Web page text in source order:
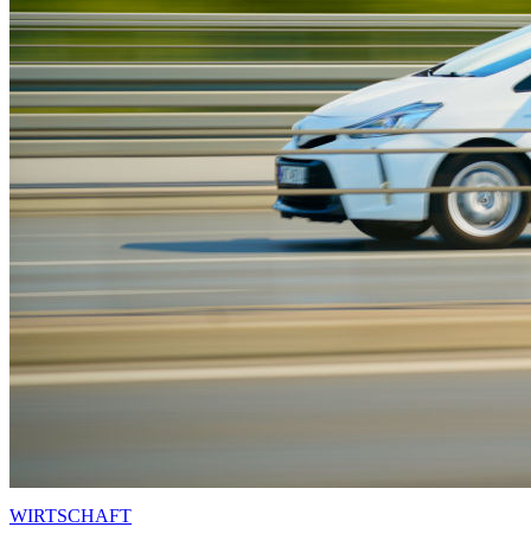
WIRTSCHAFT